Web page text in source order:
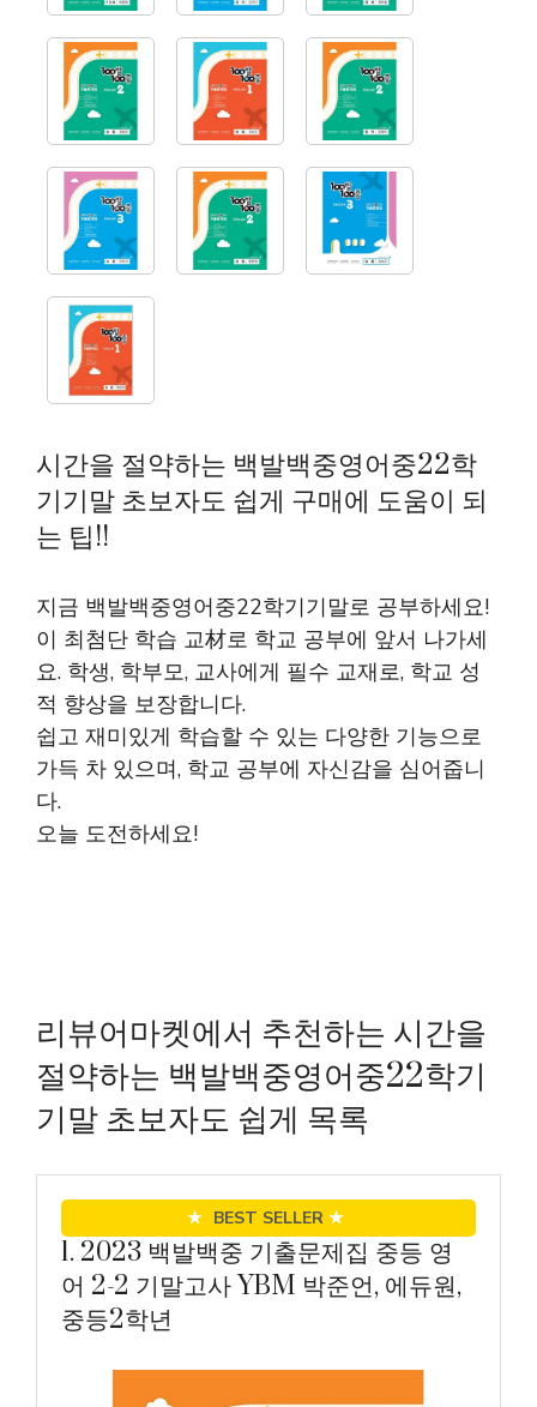
시간을 절약하는 백발백중영어중22학
기기말 초보자도 쉽게 구매에 도움이 되
는 팁!!
지금 백발백중영어중22학기기말로 공부하세요!
이 최첨단 학습 교材로 학교 공부에 앞서 나가세
요. 학생, 학부모, 교사에게 필수 교재로, 학교 성
적 향상을 보장합니다.
쉽고 재미있게 학습할 수 있는 다양한 기능으로
가득 차 있으며, 학교 공부에 자신감을 심어줍니
다.
오늘 도전하세요!
리뷰어마켓에서 추천하는 시간을
절약하는 백발백중영어중22학기
기말 초보자도 쉽게 목록
★ BEST SELLER ★
1. 2023 백발백중 기출문제집 중등 영
어 2-2 기말고사 YBM 박준언, 에듀원,
중등2학년